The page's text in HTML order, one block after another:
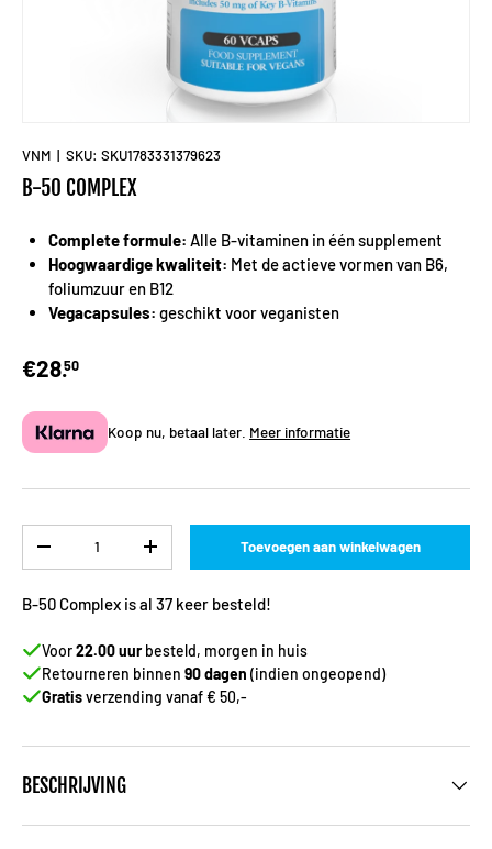
VNM | SKU: SKU1783331379623
B-50 COMPLEX
Complete formule: Alle B-vitaminen in één supplement
Hoogwaardige kwaliteit: Met de actieve vormen van B6,
foliumzuur en B12
Vegacapsules: geschikt voor veganisten
€28.50
Koop nu, betaal later. Meer informatie
-
+ Toevoegen aan winkelwagen
B-50 Complex is al 37 keer besteld!
Voor22.00 uurbesteld, morgen in huis
Retourneren binnen 90 dagen (indien ongeopend)
Gratisverzending vanaf € 50,-
BESCHRIJVING